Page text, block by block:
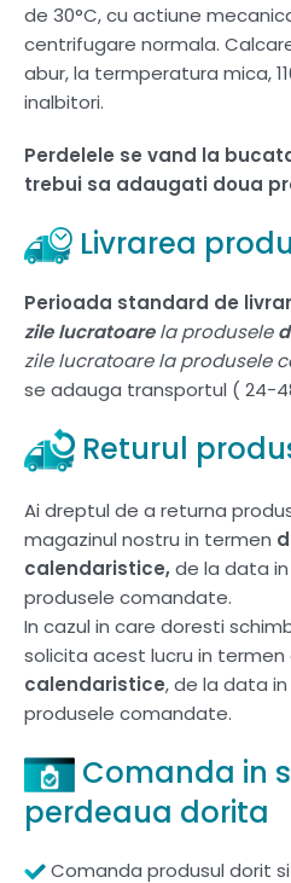
de 30°C, cu actiune
centrifugare normala.
abur, la termperatura mica,
inalbitori.
Perdelele se vand la
trebui sa adaugati doua
Livrarea
Perioada standard de
zile lucratoarela produsele
zile lucratoare la produsele
se adauga transportul ( 24-
Returul
Ai dreptul de a returna
magazinul nostru in termen
calendaristice,de la data
produsele comandate.
In cazul in care doresti
solicita acest lucru in termen
calendaristice, de la data
produsele comandate.
Comanda in
perdeaua dorita
Comanda produsul dorit